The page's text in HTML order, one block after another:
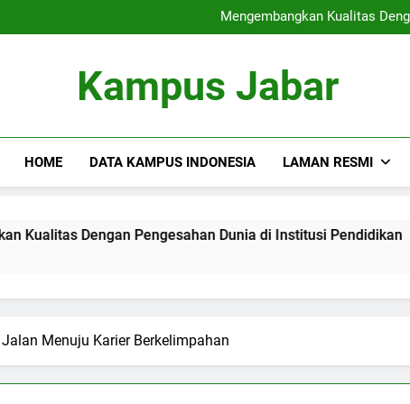
Mengembangkan Kualitas
Blended
Mengembangkan Kualitas
Blended
Kampus Jabar
HOME DATA KAMPUS INDONESIA LAMAN RESMI
Pengesahan Dunia di Institusi Pendidikan
Menuju Karier Berkelimpahan